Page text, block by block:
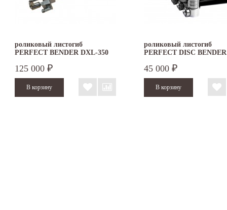
роликовый листогиб
PERFECT BENDER DXL-350
125 000 ₽
роликовый листогиб
PERFECT DISC
45 000 ₽